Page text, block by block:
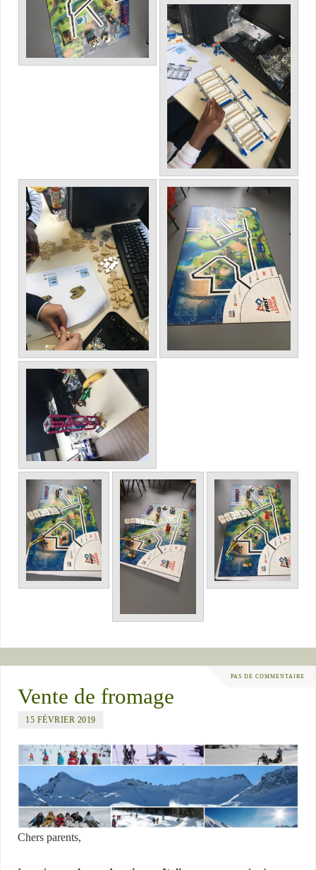
PAS DE COMMENTAIRE
Vente de fromage
15 FÉVRIER 2019
Chers parents,